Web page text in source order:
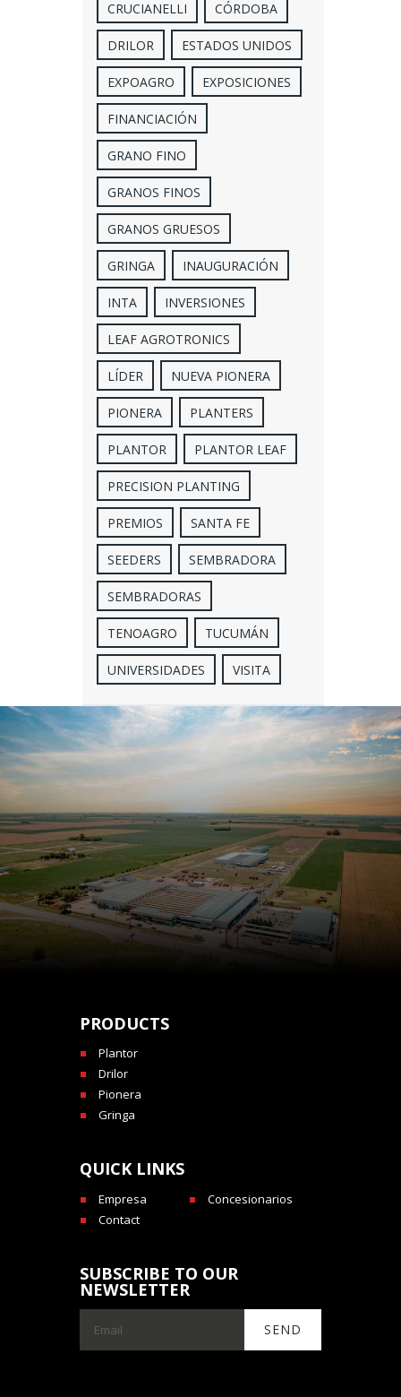
CRUCIANELLI CÓRDOBA
DRILOR ESTADOS UNIDOS
EXPOAGRO EXPOSICIONES
FINANCIACIÓN
GRANO FINO
GRANOS FINOS
GRANOS GRUESOS
GRINGA INAUGURACIÓN
INTA INVERSIONES
LEAF AGROTRONICS
LÍDER NUEVA PIONERA
PIONERA PLANTERS
PLANTOR PLANTOR LEAF
PRECISION PLANTING
PREMIOS SANTA FE
SEEDERS SEMBRADORA
SEMBRADORAS
TENOAGRO TUCUMÁN
UNIVERSIDADES VISITA
PRODUCTS
Plantor
Drilor
Pionera
Gringa
QUICK LINKS
Empresa
Concesionarios
Contact
SUBSCRIBE TO OUR
NEWSLETTER